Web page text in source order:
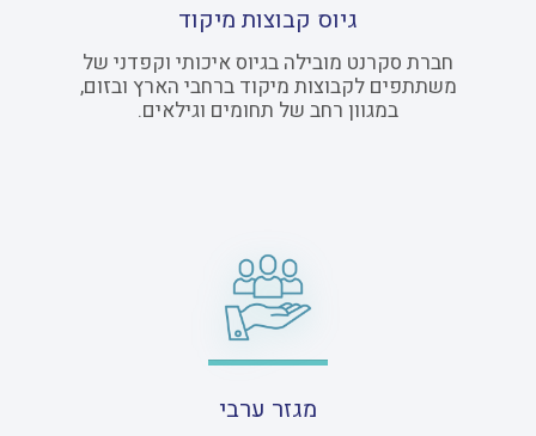
גיוס קבוצות מיקוד
חברת סקרנט מובילה בגיוס איכותי וקפדני של
משתתפים לקבוצות מיקוד ברחבי הארץ ובזום,
במגוון רחב של תחומים וגילאים.
מגזר ערבי